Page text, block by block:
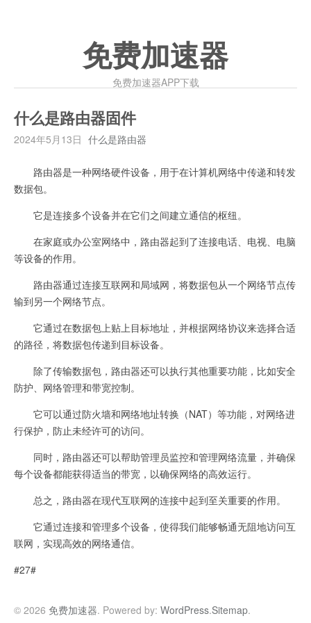
免费加速器
免费加速器APP下载
什么是路由器固件
2024年5月13日 什么是路由器
路由器是一种网络硬件设备，用于在计算机网络中传递和转发
数据包。
它是连接多个设备并在它们之间建立通信的枢纽。
在家庭或办公室网络中，路由器起到了连接电话、电视、电脑
等设备的作用。
路由器通过连接互联网和局域网，将数据包从一个网络节点传
输到另一个网络节点。
它通过在数据包上贴上目标地址，并根据网络协议来选择合适
的路径，将数据包传递到目标设备。
除了传输数据包，路由器还可以执行其他重要功能，比如安全
防护、网络管理和带宽控制。
它可以通过防火墙和网络地址转换（NAT）等功能，对网络进
行保护，防止未经许可的访问。
同时，路由器还可以帮助管理员监控和管理网络流量，并确保
每个设备都能获得适当的带宽，以确保网络的高效运行。
总之，路由器在现代互联网的连接中起到至关重要的作用。
它通过连接和管理多个设备，使得我们能够畅通无阻地访问互
联网，实现高效的网络通信。
#27#
© 2026 免费加速器. Powered by: WordPress.Sitemap.